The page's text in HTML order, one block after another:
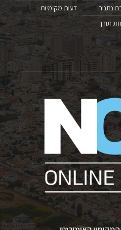
נתניה
תורן
דעות מקומיות